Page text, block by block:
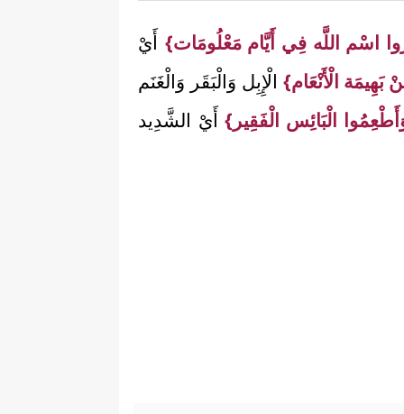
اسْم اللَّه فِي أَيَّام مَعْلُومَات} أَيْ
الْأَنْعَام}الْإِبِل وَالْبَقَر وَالْغَنَم
الْبَائِس الْفَقِير}أَيْ الشَّدِيد